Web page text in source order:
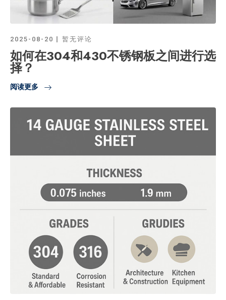
2025-08-20 暂无评论
如何在304和430不锈钢板之间进行选
择？
阅读更多